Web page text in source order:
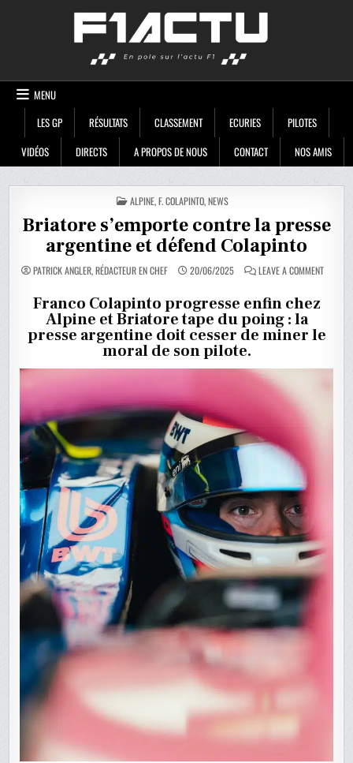
MENU
LES GP
RÉSULTATS CLASSEMENT ECURIES
PILOTES
VIDÉOS
DIRECTS A PROPOS DE NOUS CONTACT NOS AMIS
POSTED
IN
ALPINE,F. COLAPINTO,NEWS
Briatore s’emporte contre la presse
argentine et défend Colapinto
PATRICK ANGLER, RÉDACTEUR EN CHEF 20/06/2025 LEAVE A COMMENTON
ET
Franco Colapinto progresse enfin chez
Alpine et Briatore tape du poing : la
presse argentine doit cesser de miner le
moral de son pilote.